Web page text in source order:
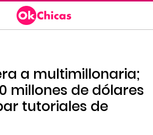
a multimillonaria;
millones de dólares
tutoriales de